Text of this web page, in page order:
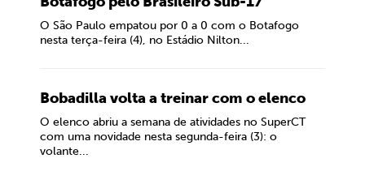
O São Paulo empatou por 0 a 0 com o Botafogo
nesta terça-feira (4), no Estádio Nilton...
Bobadilla volta a treinar com o elenco
O elenco abriu a semana de atividades no SuperCT
com uma novidade nesta segunda-feira (3): o
volante...